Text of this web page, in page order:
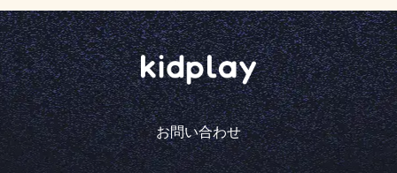
お問い合わせ